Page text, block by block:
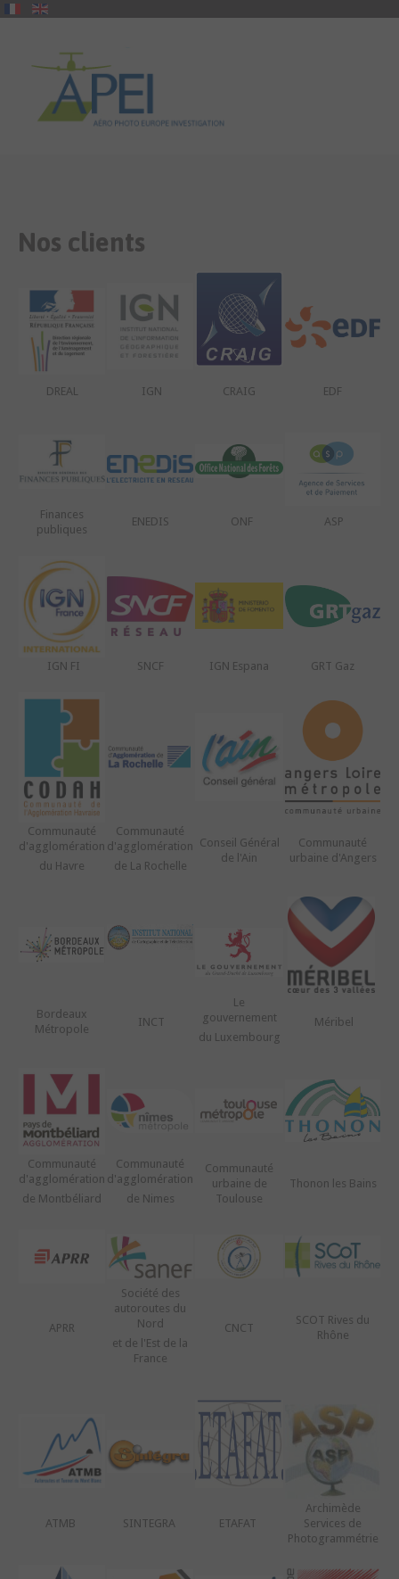
Nos clients
DREAL IGN CRAIG EDF
Finances
publiques
ENEDIS ONF ASP
IGN FI SNCF IGN Espana GRT Gaz
Communauté
d'agglomération
du Havre
Communauté
d'agglomération
de La Rochelle
Conseil Général
de l'Ain
Communauté
urbaine d'Angers
Bordeaux
Métropole
INCT
Le
gouvernement
du Luxembourg
Méribel
Communauté
d'agglomération
de Montbéliard
Communauté
d'agglomération
de Nimes
Communauté
urbaine de
Toulouse
Thonon les Bains
APRR
Société des
autoroutes du
Nord
et de l'Est de la
France
CNCT
SCOT Rives du
Rhône
ATMB SINTEGRA ETAFAT
Archimède
Services de
Photogrammétrie